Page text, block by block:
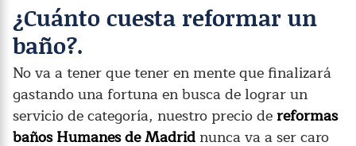
¿Cuánto cuesta reformar un
baño?.
No va a tener que tener en mente que finalizará
gastando una fortuna en busca de lograr un
servicio de categoría, nuestro precio dereformas
baños Humanes de Madrid nunca va a ser caro